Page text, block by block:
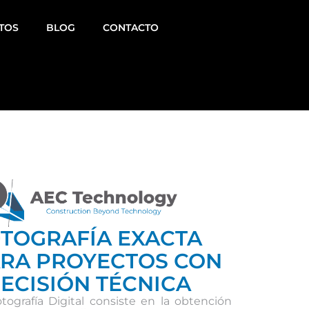
BLOG CONTACTO
EXACTA
PROYECTOS CON
TÉCNICA
Digital consiste en la obtención